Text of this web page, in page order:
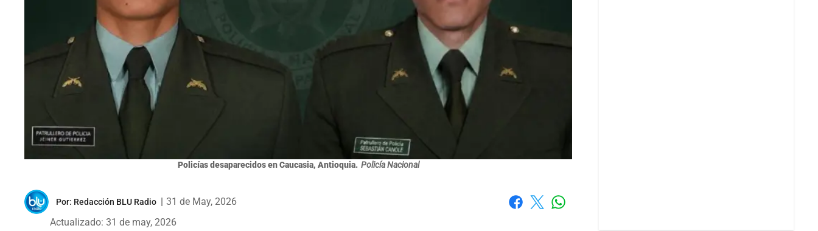
Policías desaparecidos en Caucasia, Antioquia. Policía Nacional
Por: Redacción BLU Radio
31 de May, 2026
Actualizado: 31 de may, 2026